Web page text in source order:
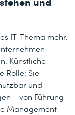
IT-Thema mehr.
Künstliche
Rolle: Sie
und
– von Führung
Management